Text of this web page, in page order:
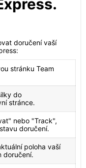
doručení vaší
stránku Team
do
stránce.
nebo "Track",
doručení.
poloha vaší
doručení.